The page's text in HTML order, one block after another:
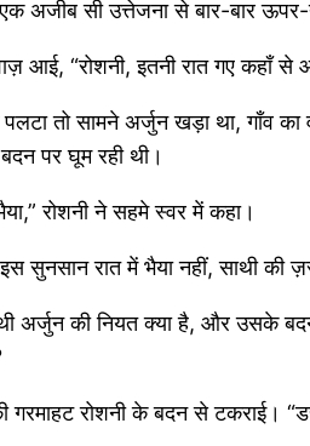
सी उत्तेजना से बार-बार ऊपर-
आई, “रोशनी, इतनी रात गए कहाँ से आ
तो सामने अर्जुन खड़ा था, गाँव का
पर घूम रही थी।
रोशनी ने सहमे स्वर में कहा।
सुनसान रात में भैया नहीं, साथी की
अर्जुन की नियत क्या है, और उसके
रोशनी के बदन से टकराई।